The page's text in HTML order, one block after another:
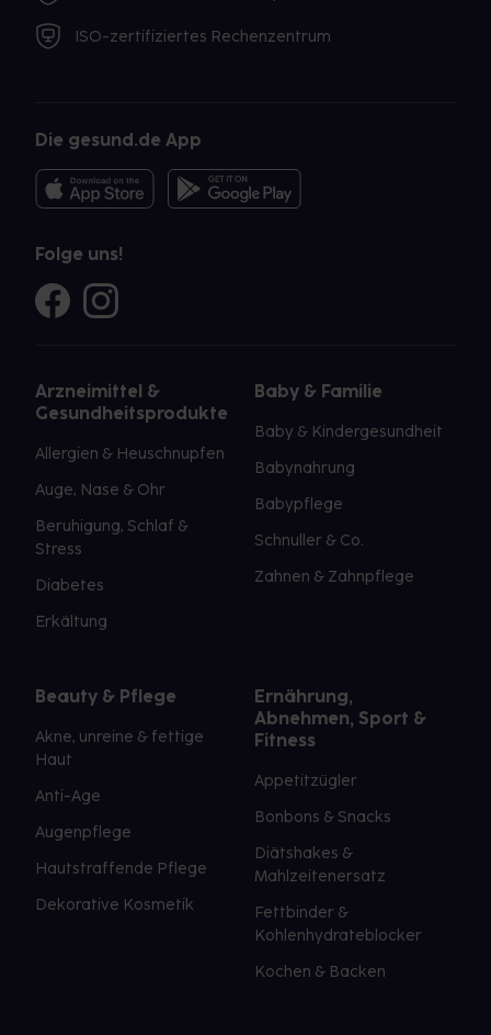
ISO-zertifiziertes Rechenzentrum
Die gesund.de App
Folge uns!
Arzneimittel &
Gesundheitsprodukte
Allergien & Heuschnupfen
Auge, Nase & Ohr
Beruhigung, Schlaf &
Stress
Diabetes
Erkältung
Baby & Familie
Baby & Kindergesundheit
Babynahrung
Babypflege
Schnuller & Co.
Zahnen & Zahnpflege
Beauty & Pflege
Akne, unreine & fettige
Haut
Anti-Age
Augenpflege
Hautstraffende Pflege
Dekorative Kosmetik
Ernährung,
Abnehmen, Sport &
Fitness
Appetitzügler
Bonbons & Snacks
Diätshakes &
Mahlzeitenersatz
Fettbinder &
Kohlenhydrateblocker
Kochen & Backen